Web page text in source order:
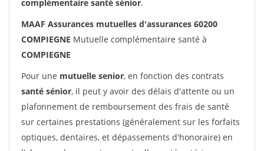
complémentaire santé sénior.
MAAF Assurances mutuelles d'assurances 60200
COMPIEGNE Mutuelle complémentaire santé à
COMPIEGNE
Pour une mutuelle senior, en fonction des contrats
santé sénior, il peut y avoir des délais d'attente ou un
plafonnement de remboursement des frais de santé
sur certaines prestations (généralement sur les forfaits
optiques, dentaires, et dépassements d'honoraire) en